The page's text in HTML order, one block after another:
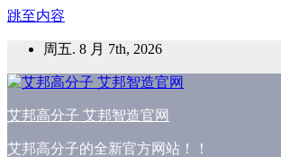
跳至内容
周五. 8 月 7th, 2026
艾邦高分子 艾邦智造官网
艾邦高分子的全新官方网站！！